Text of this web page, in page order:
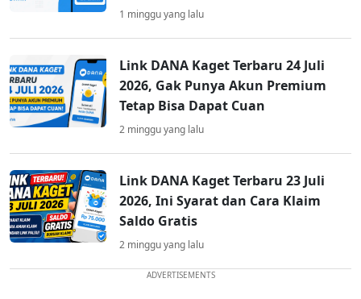
1 minggu yang lalu
Link DANA Kaget Terbaru 24 Juli
2026, Gak Punya Akun Premium
Tetap Bisa Dapat Cuan
2 minggu yang lalu
Link DANA Kaget Terbaru 23 Juli
2026, Ini Syarat dan Cara Klaim
Saldo Gratis
2 minggu yang lalu
ADVERTISEMENTS